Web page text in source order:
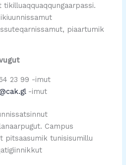
piaartumik
23 99 -imut
-imut
Campus
pitsaasumik tunisisumillu